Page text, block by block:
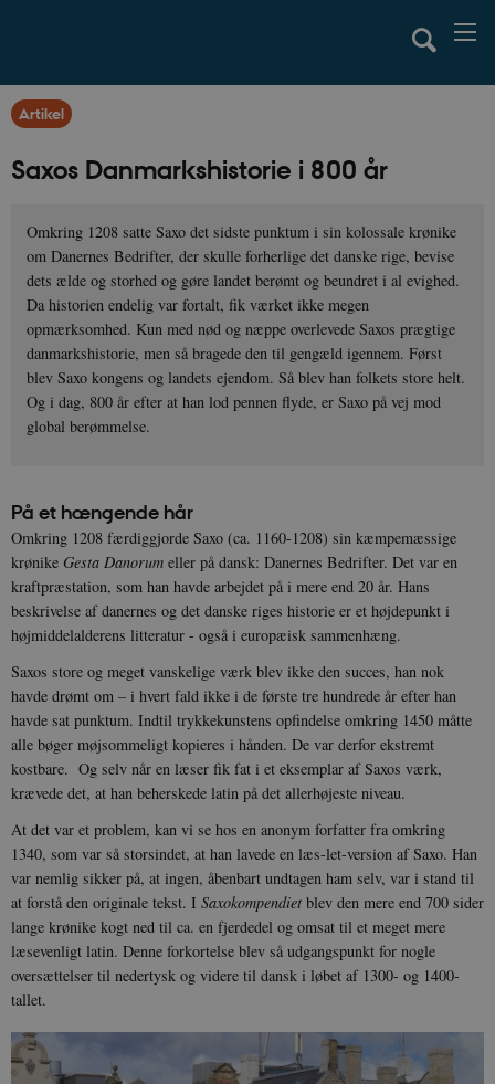
Artikel
Saxos Danmarkshistorie i 800 år
Omkring 1208 satte Saxo det sidste punktum i sin kolossale krønike
om Danernes Bedrifter, der skulle forherlige det danske rige, bevise
dets ælde og storhed og gøre landet berømt og beundret i al evighed.
Da historien endelig var fortalt, fik værket ikke megen
opmærksomhed. Kun med nød og næppe overlevede Saxos prægtige
danmarkshistorie, men så bragede den til gengæld igennem. Først
blev Saxo kongens og landets ejendom. Så blev han folkets store helt.
Og i dag, 800 år efter at han lod pennen flyde, er Saxo på vej mod
global berømmelse.
På et hængende hår
Omkring 1208 færdiggjorde Saxo (ca. 1160-1208) sin kæmpemæssige
krønike Gesta Danorum eller på dansk: Danernes Bedrifter. Det var en
kraftpræstation, som han havde arbejdet på i mere end 20 år. Hans
beskrivelse af danernes og det danske riges historie er et højdepunkt i
højmiddelalderens litteratur - også i europæisk sammenhæng.
Saxos store og meget vanskelige værk blev ikke den succes, han nok
havde drømt om – i hvert fald ikke i de første tre hundrede år efter han
havde sat punktum. Indtil trykkekunstens opfindelse omkring 1450 måtte
alle bøger møjsommeligt kopieres i hånden. De var derfor ekstremt
kostbare. Og selv når en læser fik fat i et eksemplar af Saxos værk,
krævede det, at han beherskede latin på det allerhøjeste niveau.
At det var et problem, kan vi se hos en anonym forfatter fra omkring
1340, som var så storsindet, at han lavede en læs-let-version af Saxo. Han
var nemlig sikker på, at ingen, åbenbart undtagen ham selv, var i stand til
at forstå den originale tekst. I Saxokompendiet blev den mere end 700 sider
lange krønike kogt ned til ca. en fjerdedel og omsat til et meget mere
læsevenligt latin. Denne forkortelse blev så udgangspunkt for nogle
oversættelser til nedertysk og videre til dansk i løbet af 1300- og 1400-
tallet.